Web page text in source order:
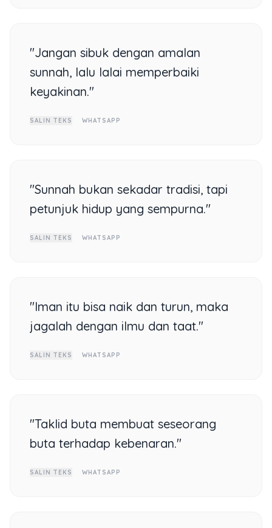
"Jangan sibuk dengan amalan
sunnah, lalu lalai memperbaiki
keyakinan."
SALIN TEKS WHATSAPP
"Sunnah bukan sekadar tradisi, tapi
petunjuk hidup yang sempurna."
SALIN TEKS WHATSAPP
"Iman itu bisa naik dan turun, maka
jagalah dengan ilmu dan taat."
SALIN TEKS WHATSAPP
"Taklid buta membuat seseorang
buta terhadap kebenaran."
SALIN TEKS WHATSAPP